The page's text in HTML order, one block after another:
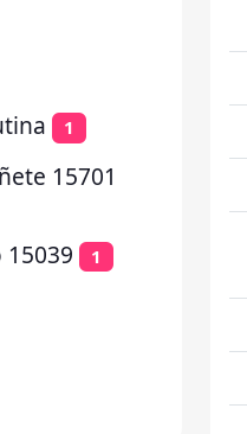
1
15701
15039 1